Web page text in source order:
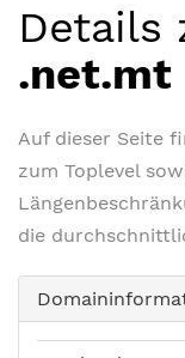
Details
.net.mt
Auf dieser Seite
zum Toplevel
die